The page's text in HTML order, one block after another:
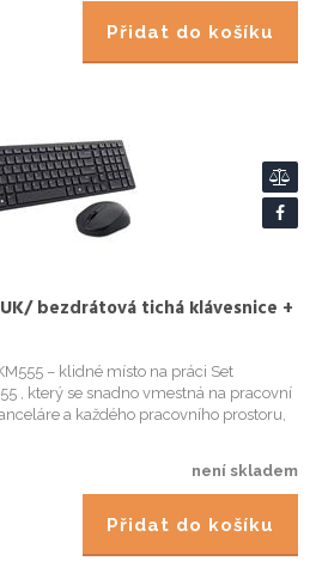
Přidat do košíku
bezdrátová tichá klávesnice +
– klidné místo na práci Set
, který se snadno vmestná na pracovní
a každého pracovního prostoru,
není skladem
Přidat do košíku